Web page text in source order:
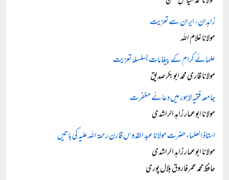
زاہدان، ایران سے تعزیت
مولانا غلام اللہ
علمائے کرام کے پیغامات بسلسلۂ تعزیت
مولانا قاری محمد ابوبکر صدیق
جامعہ فتحیہ لاہور میں دعائے مغفرت
مولانا ابوعمار زاہد الراشدی
استاذ العلماء حضرت مولانا عبد القدوس قارن رحمۃ اللہ علیہ کی باتیں
مولانا ابوعمار زاہد الراشدی
حافظ محمد عمرفاروق بلال پوری